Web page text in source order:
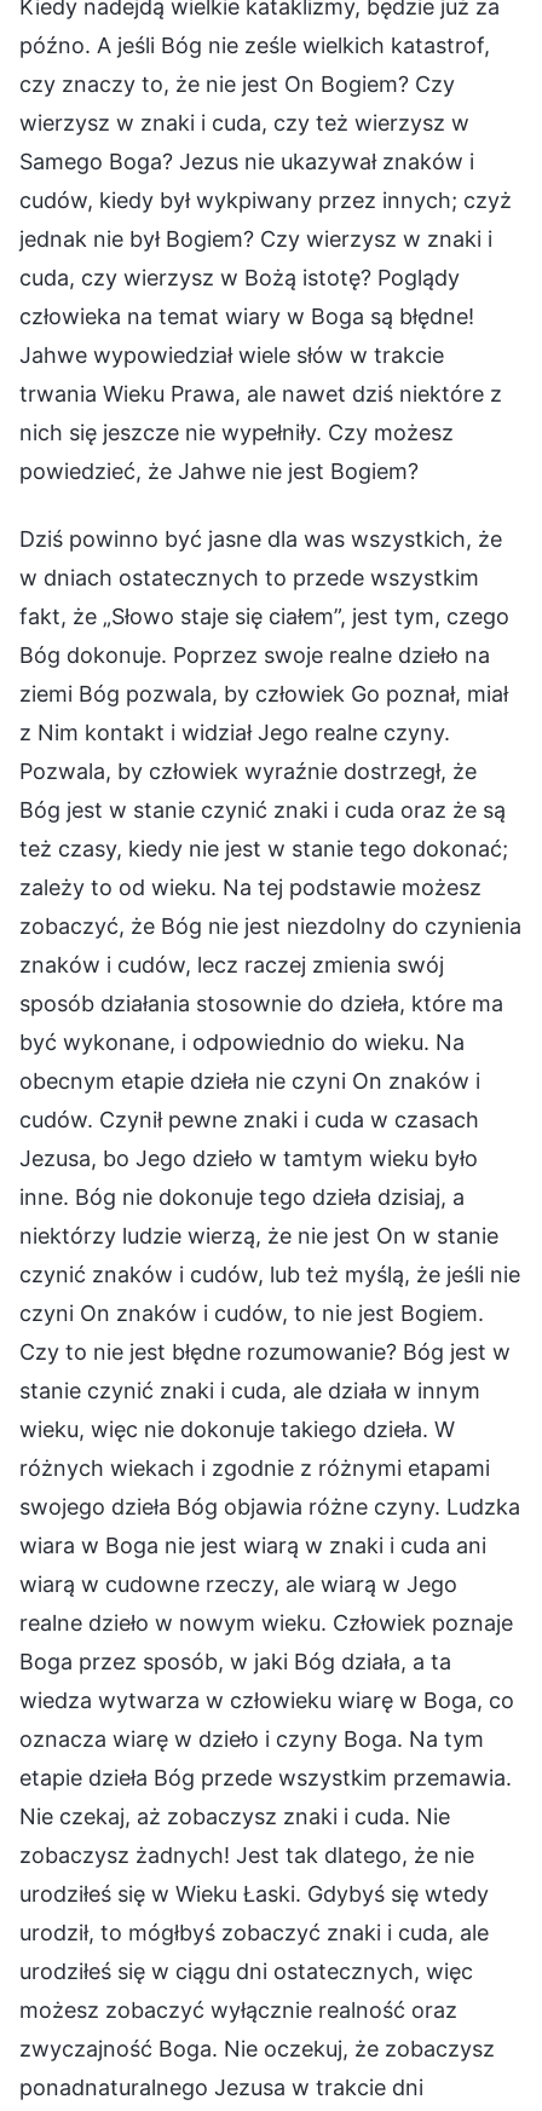
Kiedy nadejdą wielkie kataklizmy, będzie już za
późno. A jeśli Bóg nie ześle wielkich katastrof,
czy znaczy to, że nie jest On Bogiem? Czy
wierzysz w znaki i cuda, czy też wierzysz w
Samego Boga? Jezus nie ukazywał znaków i
cudów, kiedy był wykpiwany przez innych; czyż
jednak nie był Bogiem? Czy wierzysz w znaki i
cuda, czy wierzysz w Bożą istotę? Poglądy
człowieka na temat wiary w Boga są błędne!
Jahwe wypowiedział wiele słów w trakcie
trwania Wieku Prawa, ale nawet dziś niektóre z
nich się jeszcze nie wypełniły. Czy możesz
powiedzieć, że Jahwe nie jest Bogiem?
Dziś powinno być jasne dla was wszystkich, że
w dniach ostatecznych to przede wszystkim
fakt, że „Słowo staje się ciałem”, jest tym, czego
Bóg dokonuje. Poprzez swoje realne dzieło na
ziemi Bóg pozwala, by człowiek Go poznał, miał
z Nim kontakt i widział Jego realne czyny.
Pozwala, by człowiek wyraźnie dostrzegł, że
Bóg jest w stanie czynić znaki i cuda oraz że są
też czasy, kiedy nie jest w stanie tego dokonać;
zależy to od wieku. Na tej podstawie możesz
zobaczyć, że Bóg nie jest niezdolny do czynienia
znaków i cudów, lecz raczej zmienia swój
sposób działania stosownie do dzieła, które ma
być wykonane, i odpowiednio do wieku. Na
obecnym etapie dzieła nie czyni On znaków i
cudów. Czynił pewne znaki i cuda w czasach
Jezusa, bo Jego dzieło w tamtym wieku było
inne. Bóg nie dokonuje tego dzieła dzisiaj, a
niektórzy ludzie wierzą, że nie jest On w stanie
czynić znaków i cudów, lub też myślą, że jeśli nie
czyni On znaków i cudów, to nie jest Bogiem.
Czy to nie jest błędne rozumowanie? Bóg jest w
stanie czynić znaki i cuda, ale działa w innym
wieku, więc nie dokonuje takiego dzieła. W
różnych wiekach i zgodnie z różnymi etapami
swojego dzieła Bóg objawia różne czyny. Ludzka
wiara w Boga nie jest wiarą w znaki i cuda ani
wiarą w cudowne rzeczy, ale wiarą w Jego
realne dzieło w nowym wieku. Człowiek poznaje
Boga przez sposób, w jaki Bóg działa, a ta
wiedza wytwarza w człowieku wiarę w Boga, co
oznacza wiarę w dzieło i czyny Boga. Na tym
etapie dzieła Bóg przede wszystkim przemawia.
Nie czekaj, aż zobaczysz znaki i cuda. Nie
zobaczysz żadnych! Jest tak dlatego, że nie
urodziłeś się w Wieku Łaski. Gdybyś się wtedy
urodził, to mógłbyś zobaczyć znaki i cuda, ale
urodziłeś się w ciągu dni ostatecznych, więc
możesz zobaczyć wyłącznie realność oraz
zwyczajność Boga. Nie oczekuj, że zobaczysz
ponadnaturalnego Jezusa w trakcie dni